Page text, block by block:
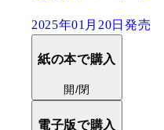
2025年01月20日発売
紙の本で購入
開/閉
電子版で購入